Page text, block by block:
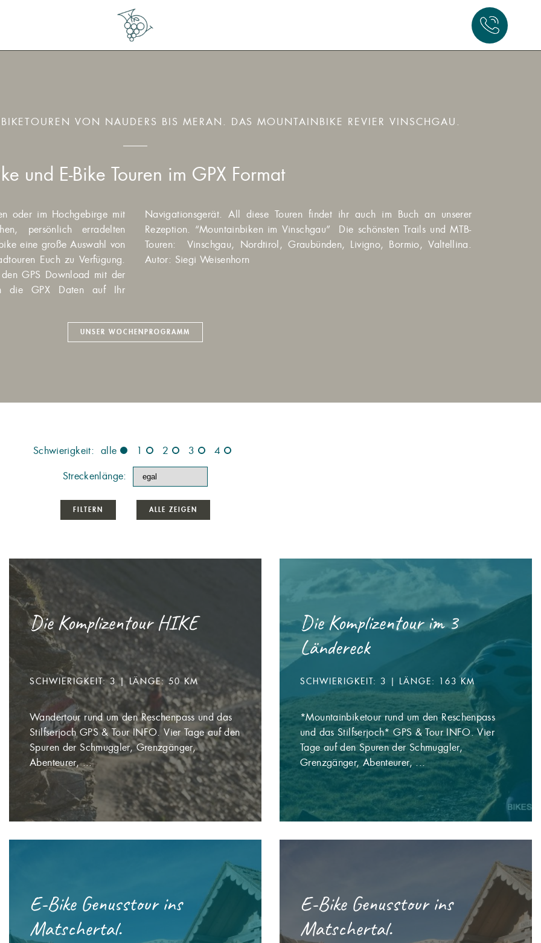
VON NAUDERS BIS MERAN. DAS MOUNTAINBIKE REVIER VINSCHGAU.
und E-Bike Touren im GPX Format
oder im Hochgebirge mit
persönlich erradelten
eine große Auswahl von
Euch zu Verfügung.
GPS Download mit der
die GPX Daten auf Ihr
auch im Buch an unserer
schönsten Trails und MTB-
Bormio, Valtellina.
Autor: Siegi Weisenhorn
UNSER WOCHENPROGRAMM
Schwierigkeit: alle 2 3 4
Streckenlänge:
FILTERN ALLE ZEIGEN
Die Komplizentour HIKE
SCHWIERIGKEIT: 3 | LÄNGE: 50 KM
Wandertour rund um den Reschenpass und das
Stilfserjoch GPS & Tour INFO. Vier Tage auf den
Spuren der Schmuggler, Grenzgänger,
Abenteurer, ...
Die Komplizentour im 3
Ländereck
SCHWIERIGKEIT: 3 | LÄNGE: 163 KM
*Mountainbiketour rund um den Reschenpass
und das Stilfserjoch* GPS & Tour INFO. Vier
Tage auf den Spuren der Schmuggler,
Grenzgänger, Abenteurer, ...
E-Bike Genusstour ins
Matschertal.
E-Bike Genusstour ins
Matschertal.